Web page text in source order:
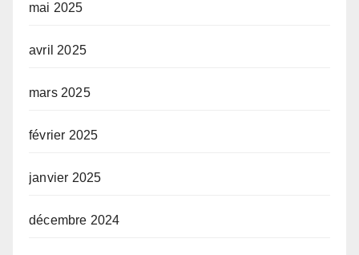
mai 2025
avril 2025
mars 2025
février 2025
janvier 2025
décembre 2024